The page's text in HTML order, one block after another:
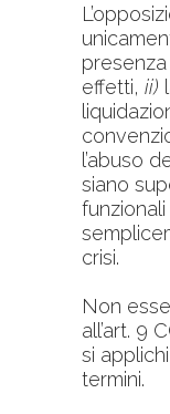
effetti, ii)
l’abuso
siano
crisi.
Non
all’art. 9
si
termini.